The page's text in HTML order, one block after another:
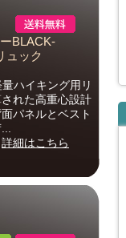
BLACK-
ュック
ハイキング用リ
れた高重心設計
パネルとベスト
詳細はこちら